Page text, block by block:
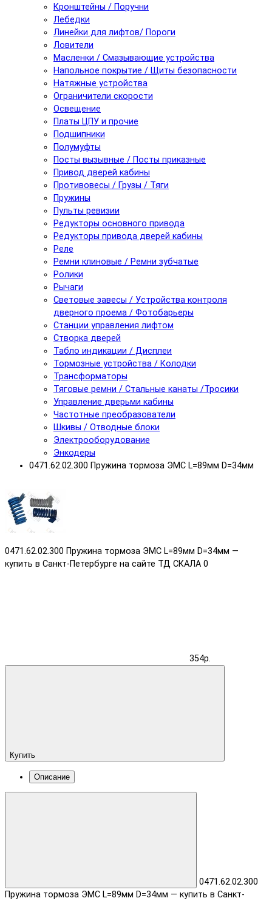
Кронштейны / Поручни
Лебедки
Линейки для лифтов/ Пороги
Ловители
Масленки / Смазывающие устройства
Напольное покрытие / Щиты безопасности
Натяжные устройства
Ограничители скорости
Освещение
Платы ЦПУ и прочие
Подшипники
Полумуфты
Посты вызывные / Посты приказные
Привод дверей кабины
Противовесы / Грузы / Тяги
Пружины
Пульты ревизии
Редукторы основного привода
Редукторы привода дверей кабины
Реле
Ремни клиновые / Ремни зубчатые
Ролики
Рычаги
Световые завесы / Устройства контроля
дверного проема / Фотобарьеры
Станции управления лифтом
Створка дверей
Табло индикации / Дисплеи
Тормозные устройства / Колодки
Трансформаторы
Тяговые ремни / Стальные канаты /Тросики
Управление дверьми кабины
Частотные преобразователи
Шкивы / Отводные блоки
Электрооборудование
Энкодеры
0471.62.02.300 Пружина тормоза ЭМС L=89мм D=34мм
0471.62.02.300 Пружина тормоза ЭМС L=89мм D=34мм —
купить в Санкт-Петербурге на сайте ТД СКАЛА 0
354р.
Купить
Описание
0471.62.02.300
Пружина тормоза ЭМС L=89мм D=34мм — купить в Санкт-